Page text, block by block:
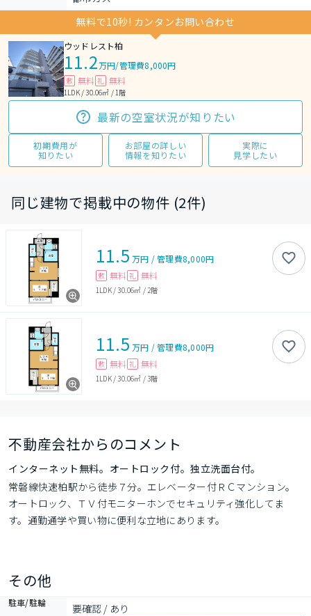
無料で10秒! カンタンお問い合わせ
ウッドレスト柏
11.2万円/管理費8,000円
敷 無料 礼 無料
1LDK / 30.06㎡ / 1階
最新の空室状況が知りたい
初期費用が
知りたい
お部屋の詳しい
情報を知りたい
実際に
見学したい
同じ建物で掲載中の物件 (2件)
11.5 万円 /管理費8,000円
敷 無料 礼 無料
1LDK/30.06㎡ / 2階
11.5 万円 /管理費8,000円
敷 無料 礼 無料
1LDK/30.06㎡ /3階
不動産会社からのコメント
インターネット無料。オートロック付。独立洗面台付。
常磐線快速柏駅から徒歩７分。エレベーター付ＲＣマンション。
オートロック、ＴＶ付モニターホンでセキュリティ強化してま
す。通勤通学や買い物に便利な立地にあります。
その他
駐車/駐輪 要確認 / あり